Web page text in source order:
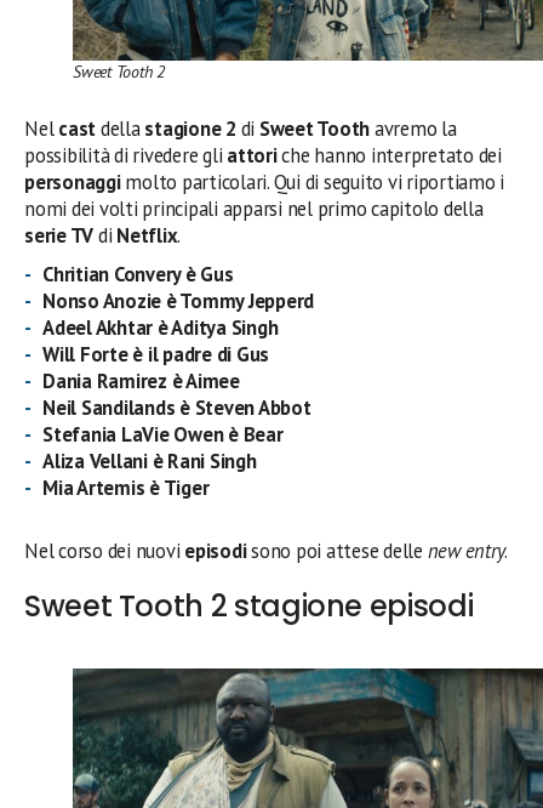
Sweet Tooth 2
Nelcastdellastagione 2 di Sweet Toothavremo la
possibilità di rivedere gli attoriche hanno interpretato dei
personaggimolto particolari. Qui di seguito vi riportiamo i
nomi dei volti principali apparsi nel primo capitolo della
serie TVdi Netflix.
Chritian Convery è Gus
Nonso Anozie è Tommy Jepperd
Adeel Akhtar è Aditya Singh
Will Forte è il padre di Gus
Dania Ramirez è Aimee
Neil Sandilands è Steven Abbot
Stefania LaVie Owen è Bear
Aliza Vellani è Rani Singh
Mia Artemis è Tiger
Nel corso dei nuovi episodisono poi attese delle new entry.
Sweet Tooth 2 stagione episodi